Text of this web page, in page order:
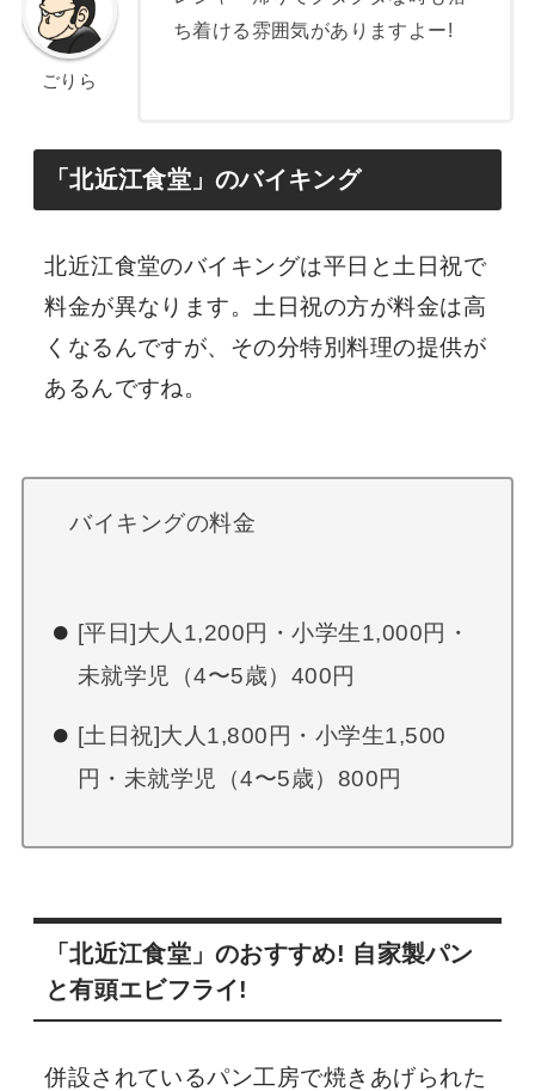
ごりら
ち着ける雰囲気がありますよー!
「北近江食堂」のバイキング
北近江食堂のバイキングは平日と土日祝で
料金が異なります。土日祝の方が料金は高
くなるんですが、その分特別料理の提供が
あるんですね。
バイキングの料金
[平日]大人1,200円・小学生1,000円・
未就学児（4〜5歳）400円
[土日祝]大人1,800円・小学生1,500
円・未就学児（4〜5歳）800円
「北近江食堂」のおすすめ! 自家製パン
と有頭エビフライ!
併設されているパン工房で焼きあげられた